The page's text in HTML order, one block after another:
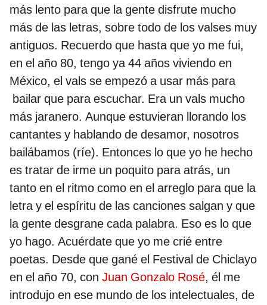
más lento para que la gente disfrute mucho
más de las letras, sobre todo de los valses muy
antiguos. Recuerdo que hasta que yo me fui,
en el año 80, tengo ya 44 años viviendo en
México, el vals se empezó a usar más para
bailar que para escuchar. Era un vals mucho
más jaranero. Aunque estuvieran llorando los
cantantes y hablando de desamor, nosotros
bailábamos (ríe). Entonces lo que yo he hecho
es tratar de irme un poquito para atrás, un
tanto en el ritmo como en el arreglo para que la
letra y el espíritu de las canciones salgan y que
la gente desgrane cada palabra. Eso es lo que
yo hago. Acuérdate que yo me crié entre
poetas. Desde que gané el Festival de Chiclayo
en el año 70, con Juan Gonzalo Rosé, él me
introdujo en ese mundo de los intelectuales, de